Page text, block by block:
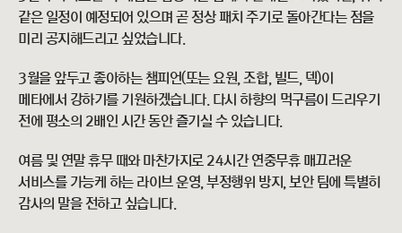
같은 일정이 예정되어 있으며 곧 정상 패치 주기로 돌아간다는 점을
미리 공지해드리고 싶었습니다.
3월을 앞두고 좋아하는 챔피언(또는 요원, 조합, 빌드, 덱)이
메타에서 강하기를 기원하겠습니다. 다시 하향의 먹구름이 드리우기
전에 평소의 2배인 시간 동안 즐기실 수 있습니다.
여름 및 연말 휴무 때와 마찬가지로 24시간 연중무휴 매끄러운
서비스를 가능케 하는 라이브 운영, 부정행위 방지, 보안 팀에 특별히
감사의 말을 전하고 싶습니다.